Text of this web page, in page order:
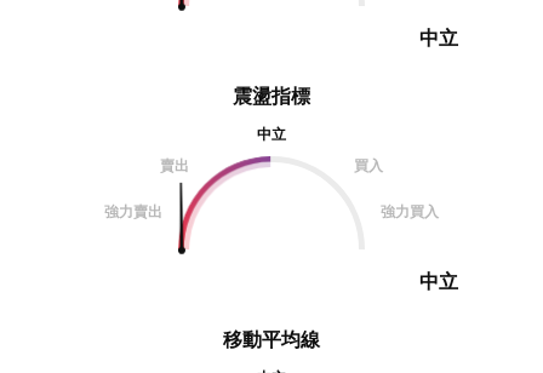
震盪指標
中立
賣出
買入
強力賣出 強力買入
中立
中立
移動平均線